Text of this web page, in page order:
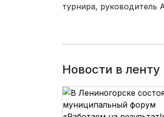
турнира, руководитель
Новости в ленту